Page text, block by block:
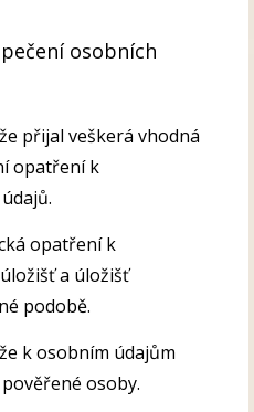
osobních
přijal veškerá vhodná
opatření k
opatření k
a úložišť
podobě.
k osobním údajům
osoby.